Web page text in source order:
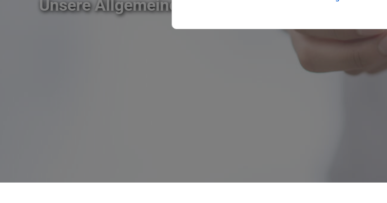
Unsere Allgemeinen Geschäftsbedingungen